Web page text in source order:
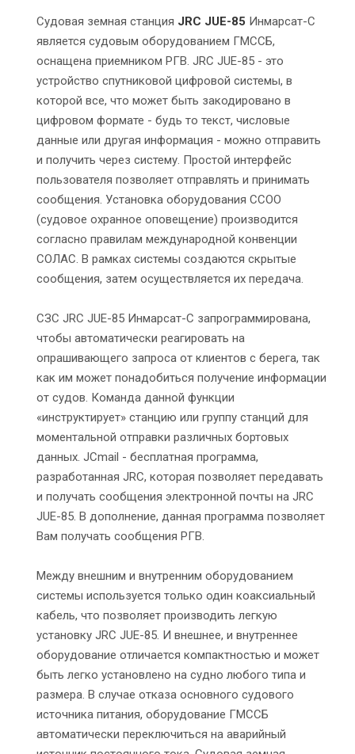
Судовая земная станция JRC JUE-85 Инмарсат-С
является судовым оборудованием ГМССБ,
оснащена приемником РГВ. JRC JUE-85 - это
устройство спутниковой цифровой системы, в
которой все, что может быть закодировано в
цифровом формате - будь то текст, числовые
данные или другая информация - можно отправить
и получить через систему. Простой интерфейс
пользователя позволяет отправлять и принимать
сообщения. Установка оборудования ССОО
(судовое охранное оповещение) производится
согласно правилам международной конвенции
СОЛАС. В рамках системы создаются скрытые
сообщения, затем осуществляется их передача.
СЗС JRC JUE-85 Инмарсат-С запрограммирована,
чтобы автоматически реагировать на
опрашивающего запроса от клиентов с берега, так
как им может понадобиться получение информации
от судов. Команда данной функции
«инструктирует» станцию или группу станций для
моментальной отправки различных бортовых
данных. JCmail - бесплатная программа,
разработанная JRC, которая позволяет передавать
и получать сообщения электронной почты на JRC
JUE-85. В дополнение, данная программа позволяет
Вам получать сообщения РГВ.
Между внешним и внутренним оборудованием
системы используется только один коаксиальный
кабель, что позволяет производить легкую
установку JRC JUE-85. И внешнее, и внутреннее
оборудование отличается компактностью и может
быть легко установлено на судно любого типа и
размера. В случае отказа основного судового
источника питания, оборудование ГМССБ
автоматически переключиться на аварийный